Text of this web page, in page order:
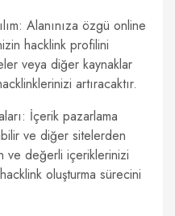
Alanınıza özgü online
hacklink profilini
veya diğer kaynaklar
artıracaktır.
İçerik pazarlama
ve diğer sitelerden
ve değerli içeriklerinizi
oluşturma sürecini